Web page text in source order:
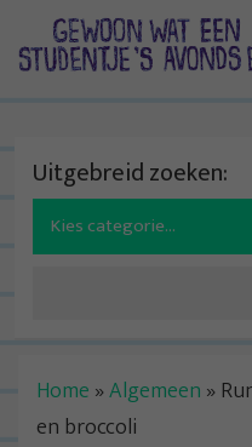
Uitgebreid zoeken:
Search
for:
Home »Algemeen »
en broccoli